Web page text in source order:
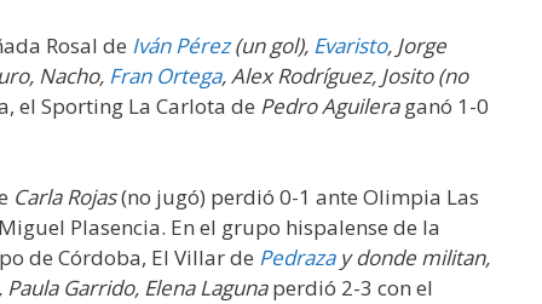
Rosal de Iván Pérez(un gol), Evaristo, Jorge
Nacho, Fran Ortega, Alex Rodríguez, Josito (no
el Sporting La Carlota de Pedro Aguileraganó 1-0
Carla Rojas(no jugó) perdió 0-1 ante Olimpia Las
Plasencia. En el grupo hispalense de la
de Córdoba, El Villar de Pedrazay donde militan,
Garrido, Elena Lagunaperdió 2-3 con el